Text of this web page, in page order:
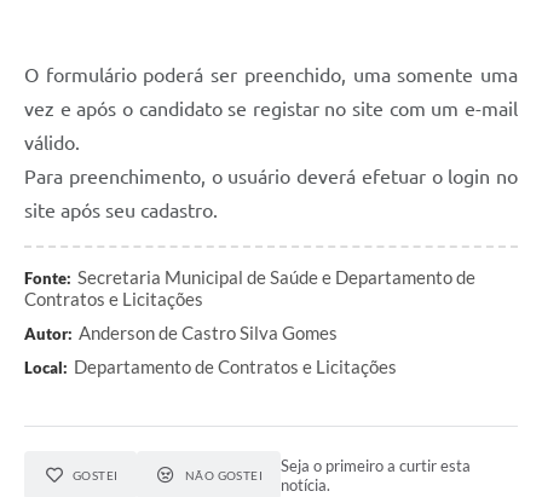
O formulário poderá ser preenchido, uma somente uma
vez e após o candidato se registar no site com um e-mail
válido.
Para preenchimento, o usuário deverá efetuar o login no
site após seu cadastro.
Fonte: Secretaria Municipal de Saúde e Departamento de
Contratos e Licitações
Autor: Anderson de Castro Silva Gomes
Local: Departamento de Contratos e Licitações
GOSTEI NÃO GOSTEI
Seja o primeiro a curtir esta
notícia.